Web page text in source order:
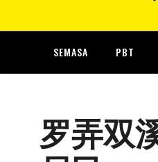
SEMASA PBT
罗弄双